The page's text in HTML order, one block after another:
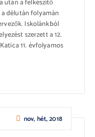
után a felkészítő
délután folyamán
Iskolánkból
szerzett a 12.
11. évfolyamos
nov, hét, 2018